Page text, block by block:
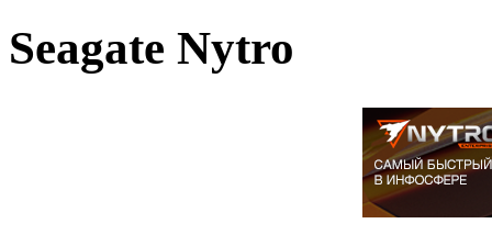
Seagate Nytro